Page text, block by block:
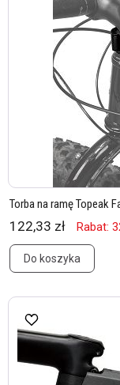
Torba na ramę Topeak
122,33 zł Rabat:
Do koszyka